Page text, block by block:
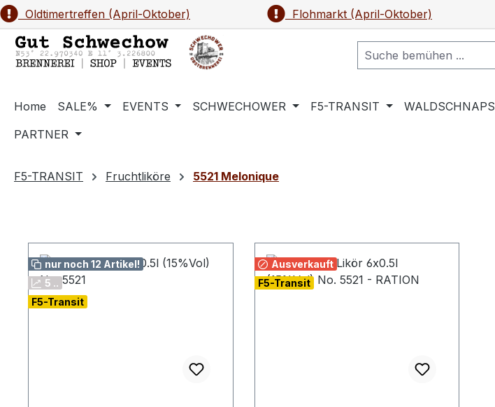
Hauptinhalt springen
Zur Suche springen
Zur Hauptnavigation springen
Oldtimertreffen (April-Oktober) Flohmarkt (April-Oktober)
Home SALE% EVENTS SCHWECHOWER F5-TRANSIT WALDSCHNAPS
PARTNER
F5-TRANSIT Fruchtliköre 5521 Melonique
nur noch 12 Artikel!
5 ..
F5-Transit
Ausverkauft
F5-Transit